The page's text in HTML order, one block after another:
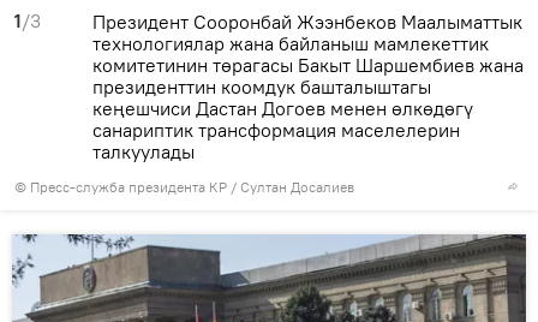
1/3
© Пресс-служба президента КР / Султан Досалиев
Президент Сооронбай Жээнбеков Маалыматтык
технологиялар жана байланыш мамлекеттик
комитетинин төрагасы Бакыт Шаршембиев жана
президенттин коомдук башталыштагы
кеңешчиси Дастан Догоев менен өлкөдөгү
санариптик трансформация маселелерин
талкуулады